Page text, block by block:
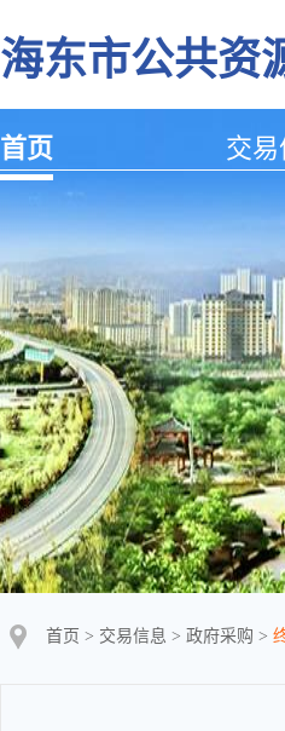
海东市公共资
首页 交
首页 > 交易信息 > 政府采购 >